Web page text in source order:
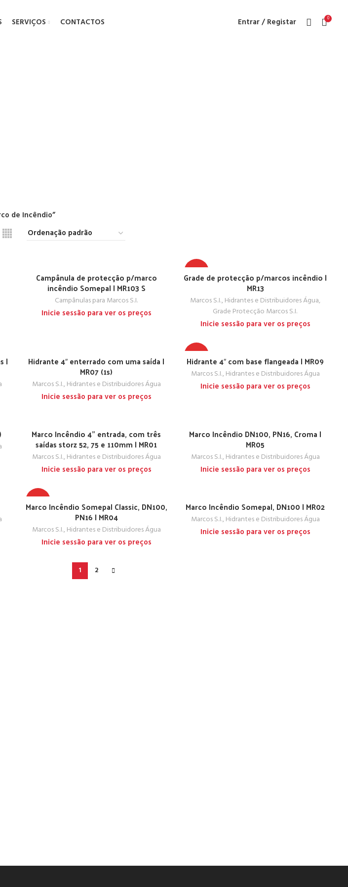
SERVIÇOS CONTACTOS Entrar / Registar 0
de Incêndio”
Campânula de protecção p/marco
incêndio Somepal | MR103 S
Campânulas para Marcos S.I.
Inicie sessão para ver os preços
TOP
Grade de protecção p/marcos incêndio |
MR13
Marcos S.I., Hidrantes e Distribuidores Água,
Grade Protecção Marcos S.I.
Inicie sessão para ver os preços
| Hidrante 4″ enterrado com uma saída |
MR07 (1s)
Marcos S.I., Hidrantes e Distribuidores Água
Inicie sessão para ver os preços
TOP
Hidrante 4″ com base flangeada | MR09
Marcos S.I., Hidrantes e Distribuidores Água
Inicie sessão para ver os preços
Marco Incêndio 4” entrada, com três
saídas storz 52, 75 e 110mm | MR01
Marcos S.I., Hidrantes e Distribuidores Água
Inicie sessão para ver os preços
Marco Incêndio DN100, PN16, Croma |
MR05
Marcos S.I., Hidrantes e Distribuidores Água
Inicie sessão para ver os preços
TOP
Marco Incêndio Somepal Classic, DN100,
PN16 | MR04
Marcos S.I., Hidrantes e Distribuidores Água
Inicie sessão para ver os preços
Marco Incêndio Somepal, DN100 | MR02
Marcos S.I., Hidrantes e Distribuidores Água
Inicie sessão para ver os preços
1 2